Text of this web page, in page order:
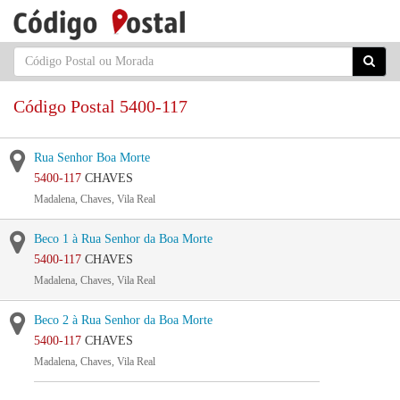
Código Postal 5400-117
Rua Senhor Boa Morte
5400-117 CHAVES
Madalena, Chaves, Vila Real
Beco 1 à Rua Senhor da Boa Morte
5400-117 CHAVES
Madalena, Chaves, Vila Real
Beco 2 à Rua Senhor da Boa Morte
5400-117 CHAVES
Madalena, Chaves, Vila Real